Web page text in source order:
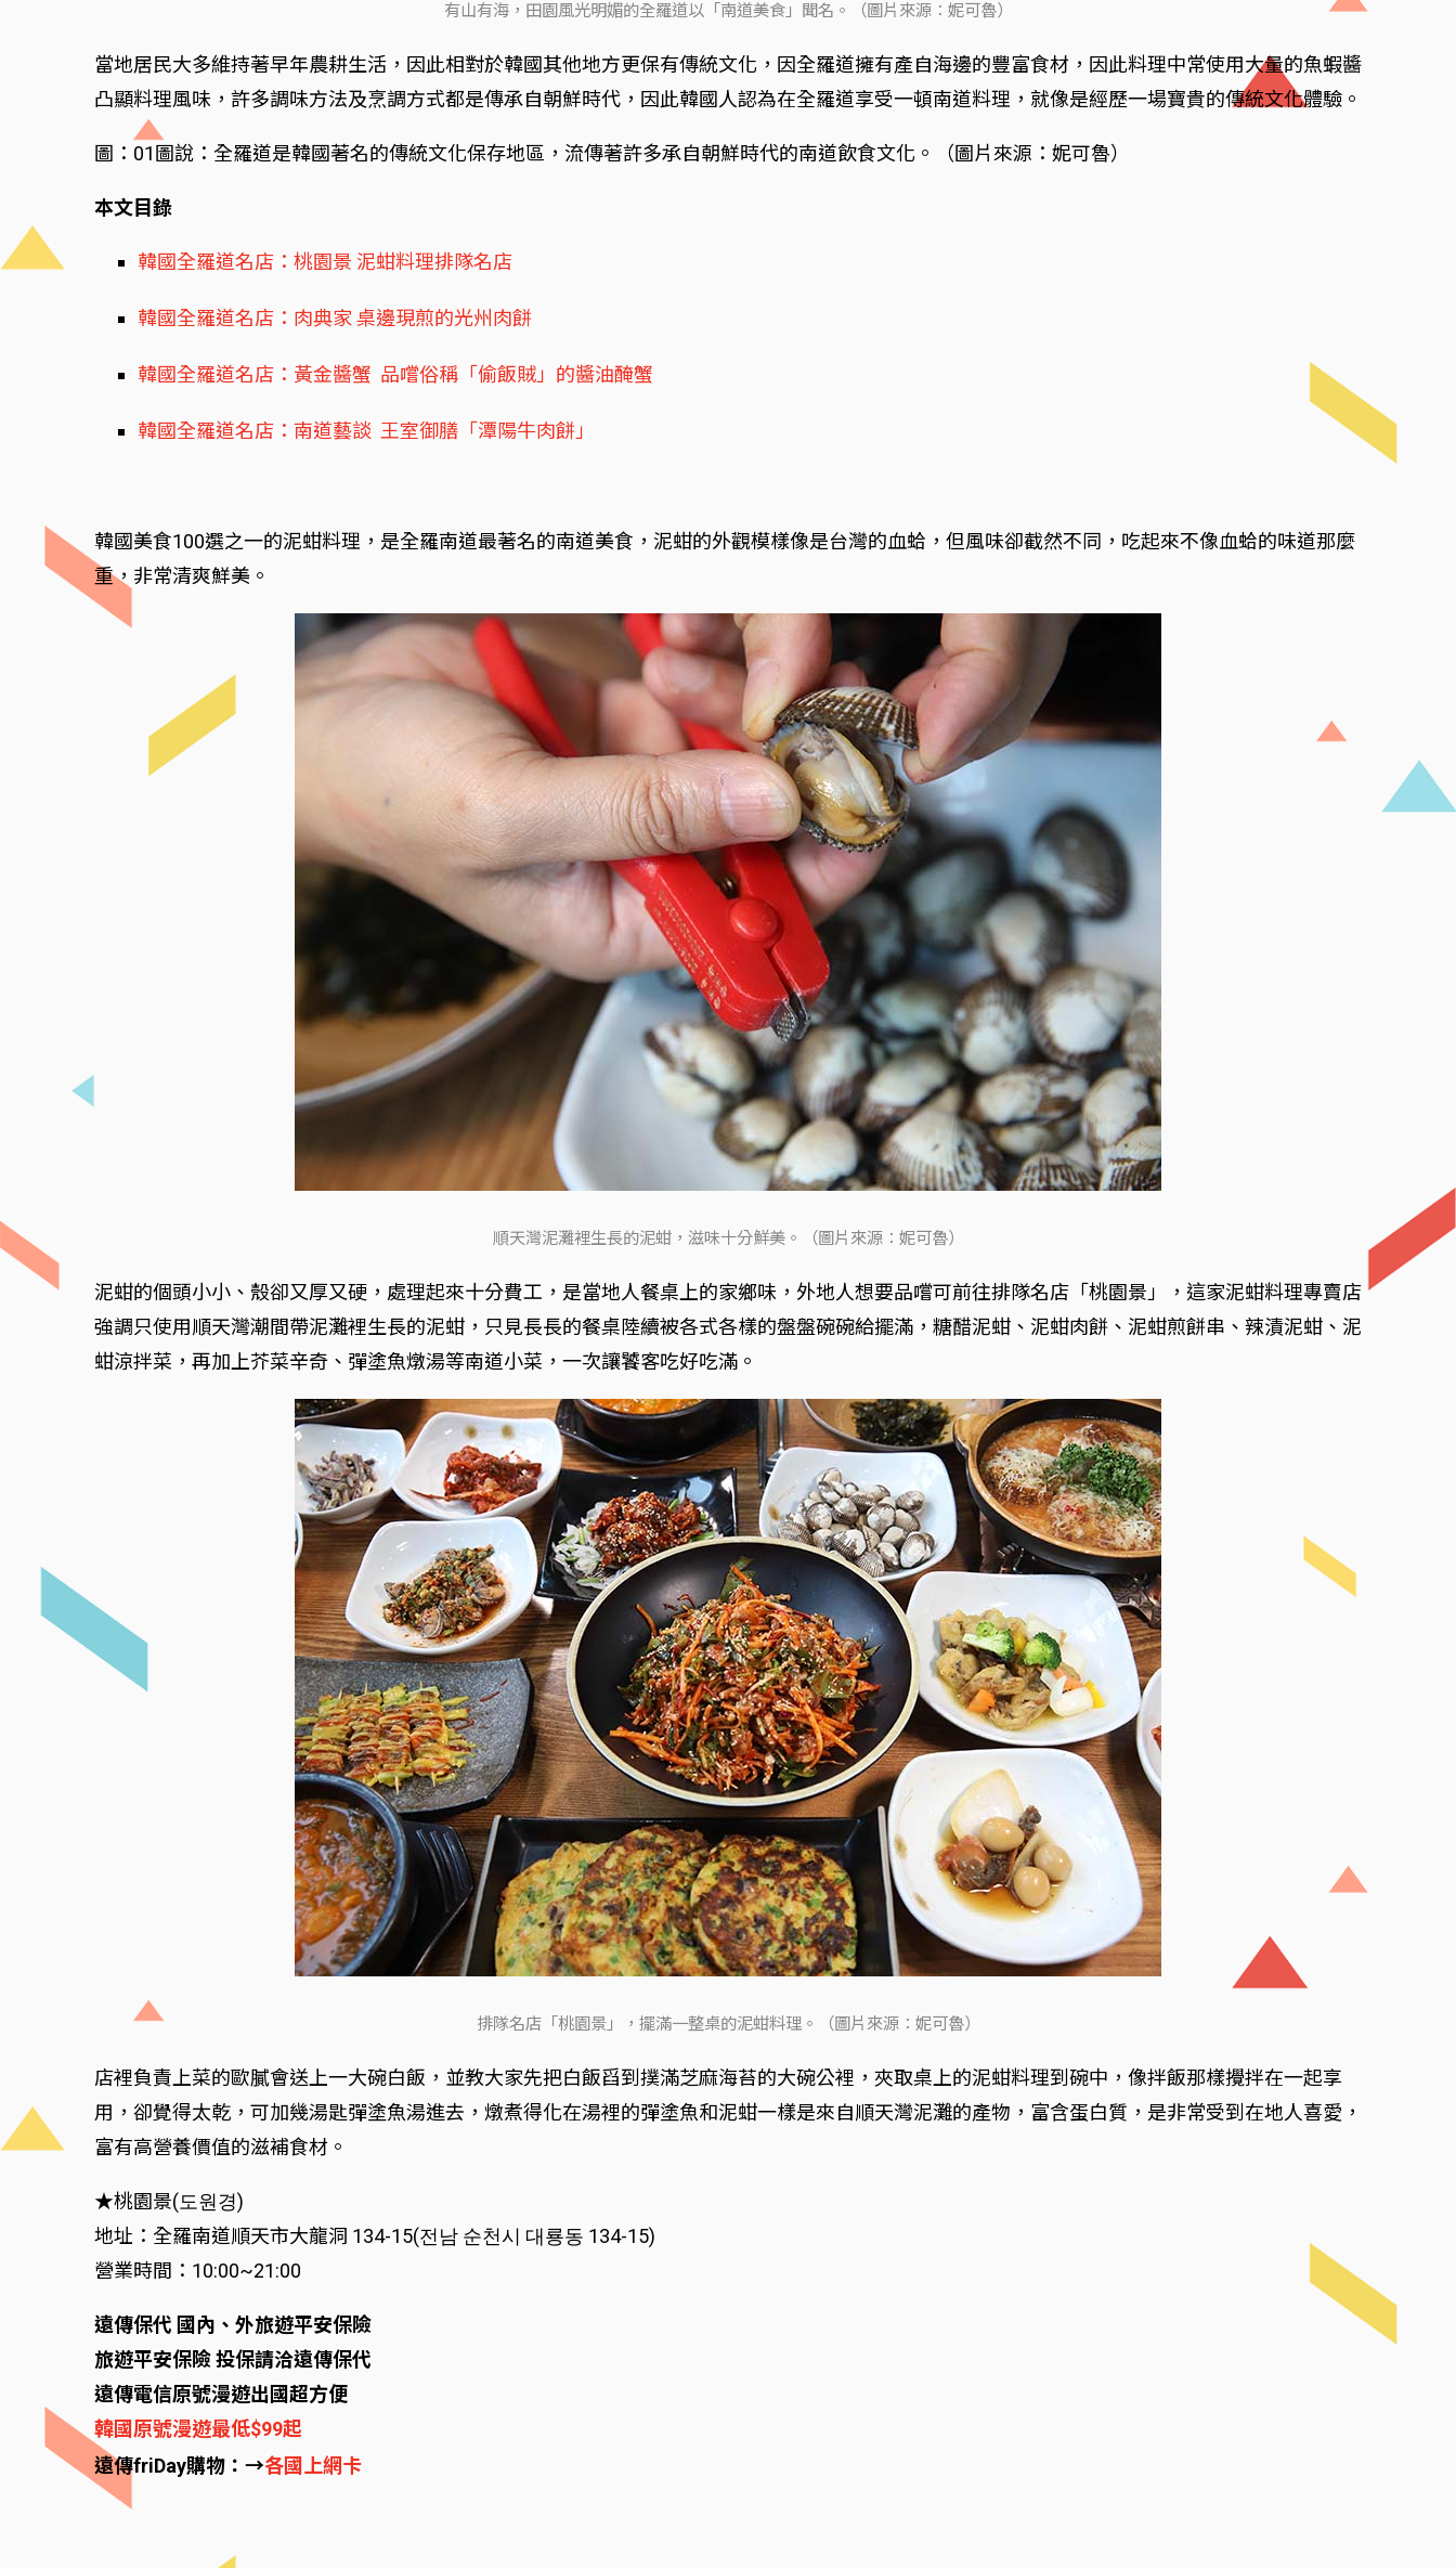
有山有海，田園風光明媚的全羅道以「南道美食」聞名。（圖片來源：妮可魯）
當地居民大多維持著早年農耕生活，因此相對於韓國其他地方更保有傳統文化，因全羅道擁有產自海邊的豐富食材，因此料理中常使用大量的魚蝦醬
凸顯料理風味，許多調味方法及烹調方式都是傳承自朝鮮時代，因此韓國人認為在全羅道享受一頓南道料理，就像是經歷一場寶貴的傳統文化體驗。
圖：01 圖說：全羅道是韓國著名的傳統文化保存地區，流傳著許多承自朝鮮時代的南道飲食文化。（圖片來源：妮可魯）
本文目錄
韓國全羅道名店：桃園景 泥蚶料理排隊名店
韓國全羅道名店：肉典家 桌邊現煎的光州肉餅
韓國全羅道名店：黃金醬蟹 品嚐俗稱「偷飯賊」的醬油醃蟹
韓國全羅道名店：南道藝談 王室御膳「潭陽牛肉餅」
韓國美食100選之一的泥蚶料理，是全羅南道最著名的南道美食，泥蚶的外觀模樣像是台灣的血蛤，但風味卻截然不同，吃起來不像血蛤的味道那麼
重，非常清爽鮮美。
順天灣泥灘裡生長的泥蚶，滋味十分鮮美。（圖片來源：妮可魯）
泥蚶的個頭小小、殼卻又厚又硬，處理起來十分費工，是當地人餐桌上的家鄉味，外地人想要品嚐可前往排隊名店「桃園景」，這家泥蚶料理專賣店
強調只使用順天灣潮間帶泥灘裡生長的泥蚶，只見長長的餐桌陸續被各式各樣的盤盤碗碗給擺滿，糖醋泥蚶、泥蚶肉餅、泥蚶煎餅串、辣漬泥蚶、泥
蚶涼拌菜，再加上芥菜辛奇、彈塗魚燉湯等南道小菜，一次讓饕客吃好吃滿。
排隊名店「桃園景」，擺滿一整桌的泥蚶料理。（圖片來源：妮可魯）
店裡負責上菜的歐膩會送上一大碗白飯，並教大家先把白飯舀到撲滿芝麻海苔的大碗公裡，夾取桌上的泥蚶料理到碗中，像拌飯那樣攪拌在一起享
用，卻覺得太乾，可加幾湯匙彈塗魚湯進去，燉煮得化在湯裡的彈塗魚和泥蚶一樣是來自順天灣泥灘的產物，富含蛋白質，是非常受到在地人喜愛，
富有高營養價值的滋補食材。
★桃園景(도원경)
地址：全羅南道順天市大龍洞 134-15(전남 순천시 대룡동 134-15)
營業時間：10:00~21:00
遠傳保代 國內、外旅遊平安保險
旅遊平安保險 投保請洽遠傳保代
遠傳電信原號漫遊出國超方便
韓國原號漫遊最低$99起
遠傳friDay購物：→各國上網卡